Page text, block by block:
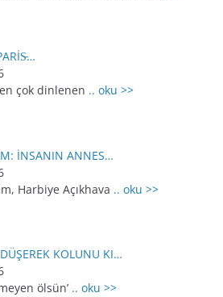
en çok dinlenen .. oku >>
İNSANIN ANNES…
Harbiye Açıkhava .. oku >>
KOLUNU KI…
ölsün’ .. oku >>